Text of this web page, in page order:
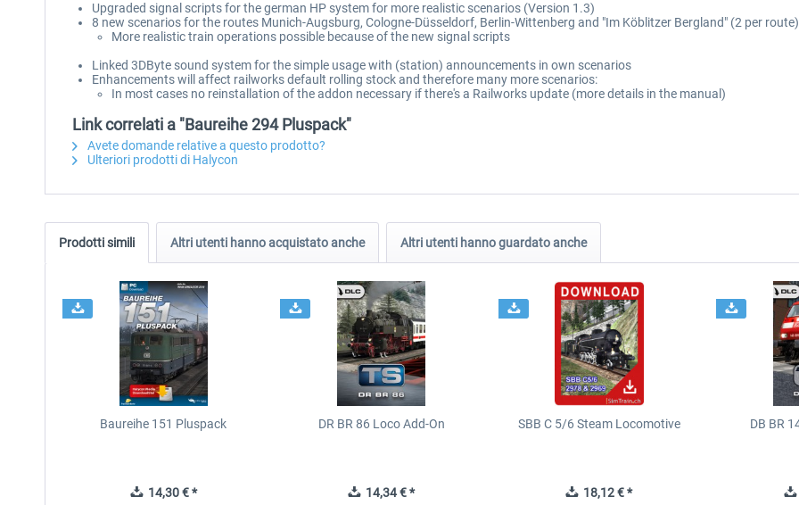
Upgraded signal scripts for the german HP system for more realistic scenarios (Version 1.3)
8 new scenarios for the routes Munich-Augsburg, Cologne-Düsseldorf, Berlin-Wittenberg and "Im Köblitzer Bergland" (2 per
More realistic train operations possible because of the new signal scripts
Linked 3DByte sound system for the simple usage with (station) announcements in own scenarios
Enhancements will affect railworks default rolling stock and therefore many more scenarios:
In most cases no reinstallation of the addon necessary if there's a Railworks update (more details in the manual)
Link correlati a "Baureihe 294 Pluspack"
Avete domande relative a questo prodotto?
Ulteriori prodotti di Halycon
Prodotti simili Altri utenti hanno acquistato anche Altri utenti hanno guardato anche
Baureihe 151 Pluspack
14,30 € *
DR BR 86 Loco Add-On
14,34 € *
SBB C 5/6 Steam Locomotive
18,12 € *
DB BR